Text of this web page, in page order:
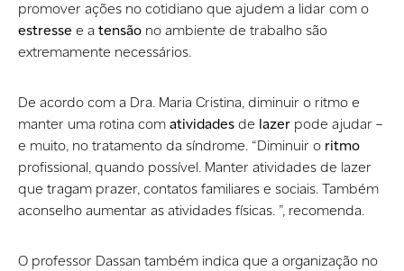
promover ações no cotidiano que ajudem a lidar com o
estresse e a tensão no ambiente de trabalho são
extremamente necessários.
De acordo com a Dra. Maria Cristina, diminuir o ritmo e
manter uma rotina comatividadesde lazer pode ajudar –
e muito, no tratamento da síndrome. “Diminuir o ritmo
profissional, quando possível. Manter atividades de lazer
que tragam prazer, contatos familiares e sociais. Também
aconselho aumentar as atividades físicas. ”, recomenda.
O professor Dassan também indica que a organização no